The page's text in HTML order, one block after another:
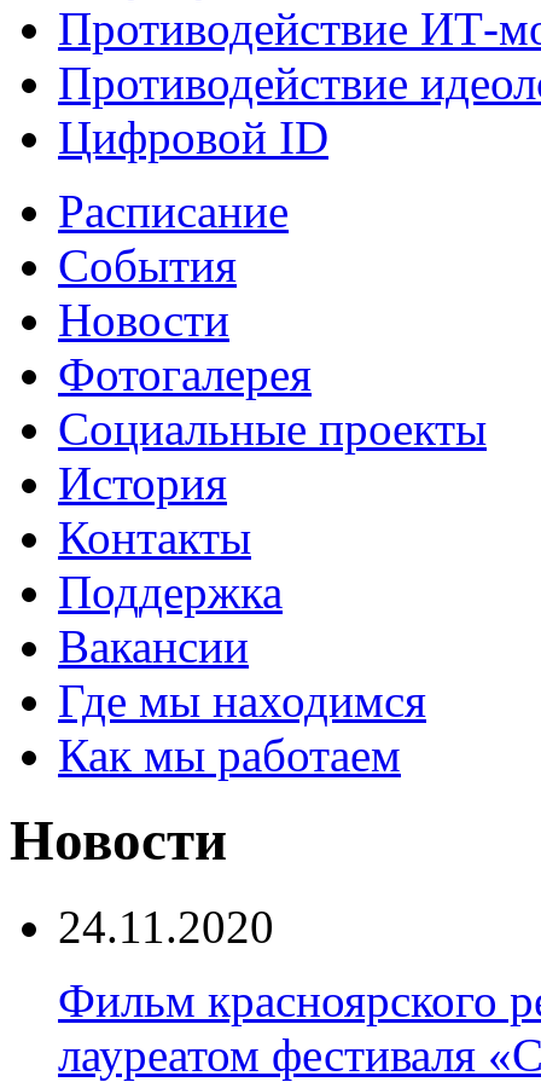
Противодействие ИТ-
Противодействие
Цифровой ID
Расписание
События
Новости
Фотогалерея
Социальные проекты
История
Контакты
Поддержка
Вакансии
Где мы находимся
Как мы работаем
Новости
24.11.2020
Фильм красноярского
лауреатом фестиваля